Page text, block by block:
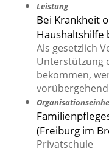
Leistung
Bei Krankheit
Haushaltshilfe
Als gesetzlich
Unterstützung
bekommen,
(Freiburg im
Privatschule